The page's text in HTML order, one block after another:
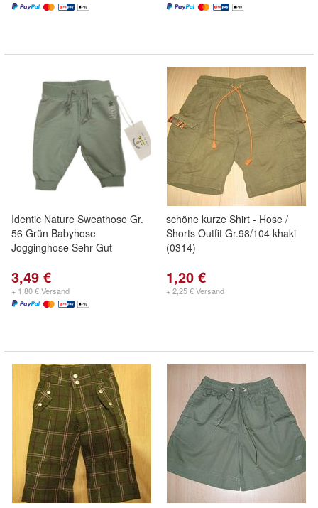
Identic Nature Sweathose Gr.
56 Grün Babyhose
Jogginghose Sehr Gut
3,49 €
+ 1,80 € Versand
schöne kurze Shirt - Hose /
Shorts Outfit Gr.98/104 khaki
(0314)
1,20 €
+ 2,25 € Versand